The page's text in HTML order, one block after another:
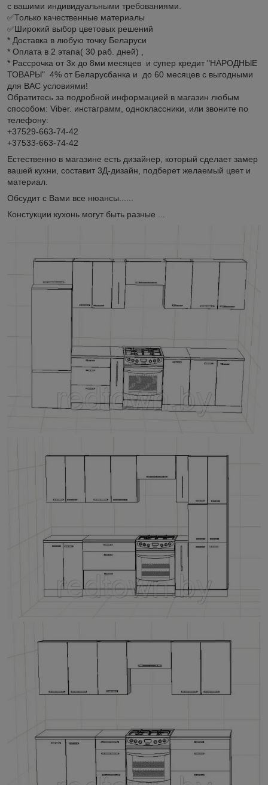
с вашими индивидуальными требованиями.
✅Только качественные материалы
✅Широкий выбор цветовых решений
* Доставка в любую точку Беларуси
* Оплата в 2 этапа( 30 раб. дней) ,
* Рассрочка от 3х до 8ми месяцев и супер кредит "НАРОДНЫЕ
ТОВАРЫ" 4% от Беларусбанка и до 60 месяцев с выгодными
для ВАС условиями!
Обратитесь за подробной информацией в магазин любым
способом: Viber. инстаграмм, одноклассники, или звоните по
телефону:
+37529-663-74-42
+37533-663-74-42
Естественно в магазине есть дизайнер, который сделает замер
вашей кухни, составит 3Д-дизайн, подберет желаемый цвет и
материал.
Обсудит с Вами все нюансы......
Констукции кухонь могут быть разные ...